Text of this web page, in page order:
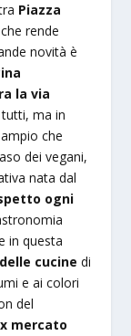
Piazza
rende
novità è
la via
ma in
che
dei vegani,
nata dal
ogni
in questa
delle cucine di
e ai colori
del
mercato